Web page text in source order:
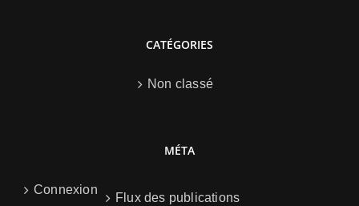
CATÉGORIES
Non classé
MÉTA
Connexion
Flux des publications